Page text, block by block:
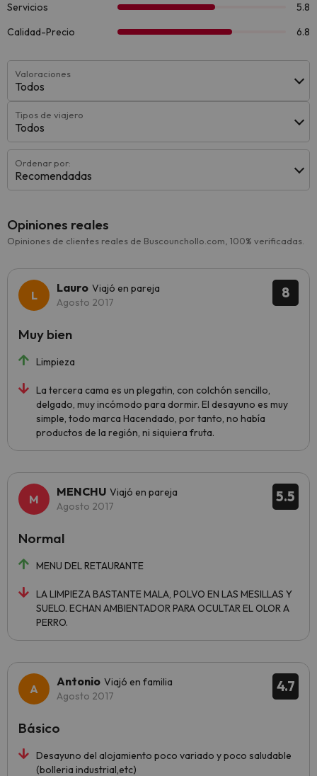
Valoraciones
Todos
Tipos de viajero
Todos
Ordenar por:
Recomendadas
Opiniones reales
Opiniones de clientes reales de Buscounchollo.com, 100% verificadas.
8
Lauro Viajó en pareja
Agosto 2017
Limpieza
La tercera cama es un plegatin, con colchón sencillo,
delgado, muy incómodo para dormir. El desayuno es muy
simple, todo marca Hacendado, por tanto, no había
productos de la región, ni siquiera fruta.
Muy bien
5.5
MENCHU Viajó en pareja
Agosto 2017
MENU DEL RETAURANTE
LA LIMPIEZA BASTANTE MALA, POLVO EN LAS MESILLAS Y
SUELO. ECHAN AMBIENTADOR PARA OCULTAR EL OLOR A
PERRO.
Normal
4.7
Antonio Viajó en familia
Agosto 2017
Desayuno del alojamiento poco variado y poco saludable
(bolleria industrial,etc)
Básico